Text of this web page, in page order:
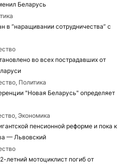
Беларусь
в “наращивании сотрудничества” с
во всех пострадавших от
Политика
"Новая Беларусь" определяет
Экономика
пенсионной реформе и пока к
— Львовский
летний мотоциклист погиб от